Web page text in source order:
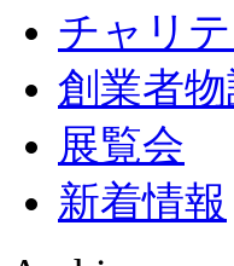
チャリ
創業者
展覧会
新着情報